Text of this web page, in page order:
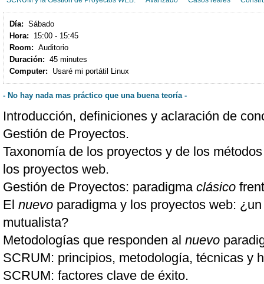
Día: Sábado
Hora:
15:00 - 15:45
Room: Auditorio
Duración: 45 minutes
Computer:
Usaré mi portátil Linux
- No hay nada mas práctico que una buena teoría -
Introducción, definiciones y aclaración de
Gestión de Proyectos.
Taxonomía de los proyectos y de los
los proyectos web.
Gestión de Proyectos: paradigma clásico
El nuevo paradigma y los proyectos web:
mutualista?
Metodologías que responden al nuevo
SCRUM: principios, metodología, técnicas y
SCRUM: factores clave de éxito.